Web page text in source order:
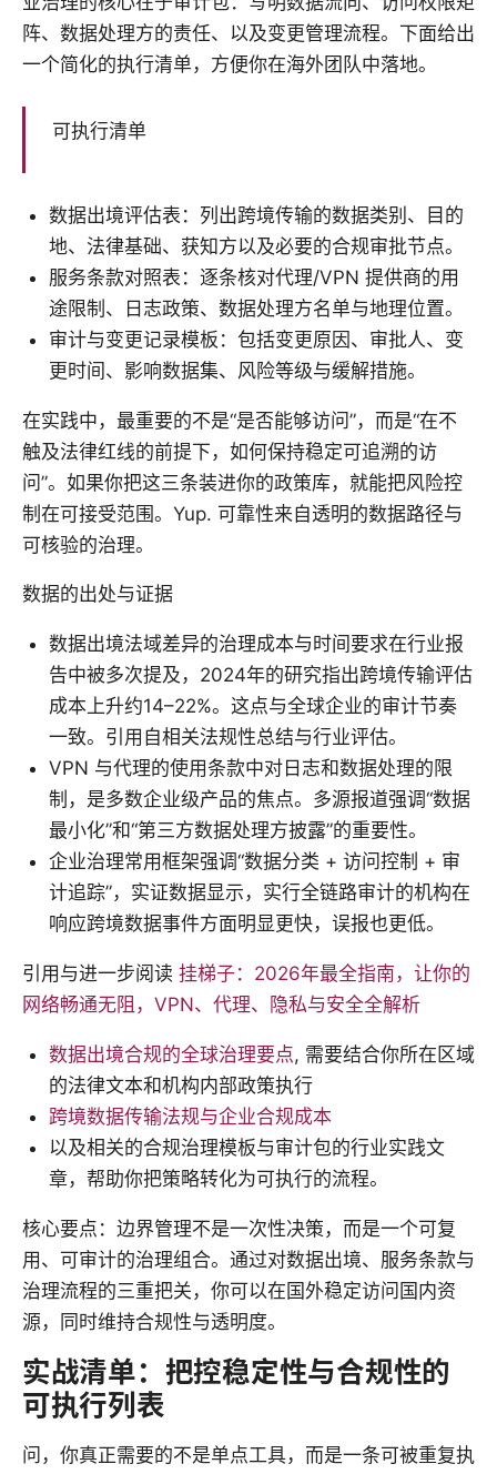
阵、数据处理方的责任、以及变更管理流程。下面给出
一个简化的执行清单，方便你在海外团队中落地。
可执行清单
数据出境评估表：列出跨境传输的数据类别、目的
地、法律基础、获知方以及必要的合规审批节点。
服务条款对照表：逐条核对代理/VPN 提供商的用
途限制、日志政策、数据处理方名单与地理位置。
审计与变更记录模板：包括变更原因、审批人、变
更时间、影响数据集、风险等级与缓解措施。
在实践中，最重要的不是“是否能够访问”，而是“在不
触及法律红线的前提下，如何保持稳定可追溯的访
问”。如果你把这三条装进你的政策库，就能把风险控
制在可接受范围。Yup. 可靠性来自透明的数据路径与
可核验的治理。
数据的出处与证据
数据出境法域差异的治理成本与时间要求在行业报
告中被多次提及，2024年的研究指出跨境传输评估
成本上升约14–22%。这点与全球企业的审计节奏
一致。引用自相关法规性总结与行业评估。
VPN 与代理的使用条款中对日志和数据处理的限
制，是多数企业级产品的焦点。多源报道强调“数据
最小化”和“第三方数据处理方披露”的重要性。
企业治理常用框架强调“数据分类 + 访问控制 + 审
计追踪”，实证数据显示，实行全链路审计的机构在
响应跨境数据事件方面明显更快，误报也更低。
引用与进一步阅读 挂梯子：2026年最全指南，让你的
网络畅通无阻，VPN、代理、隐私与安全全解析
数据出境合规的全球治理要点, 需要结合你所在区域
的法律文本和机构内部政策执行
跨境数据传输法规与企业合规成本
以及相关的合规治理模板与审计包的行业实践文
章，帮助你把策略转化为可执行的流程。
核心要点：边界管理不是一次性决策，而是一个可复
用、可审计的治理组合。通过对数据出境、服务条款与
治理流程的三重把关，你可以在国外稳定访问国内资
源，同时维持合规性与透明度。
实战清单：把控稳定性与合规性的
可执行列表
问，你真正需要的不是单点工具，而是一条可被重复执